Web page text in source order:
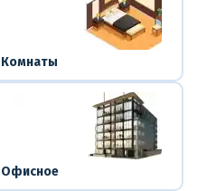
Комнаты
Офисное